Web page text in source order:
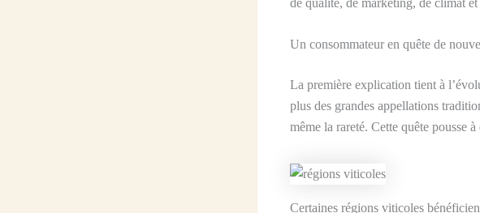
Un consommateur en quête de
La première explication tient à
plus des grandes appellations
même la rareté. Cette quête pousse
Certaines régions viticoles